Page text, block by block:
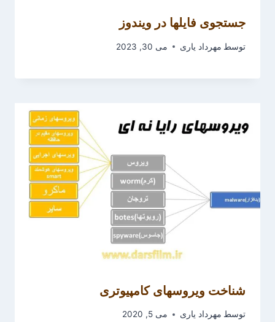
جستجوی فایلها در ویندوز
توسط مهرداد یاری می 30, 2023
شناخت ویروسهای کامپیوتری
توسط مهرداد یاری می 5, 2020